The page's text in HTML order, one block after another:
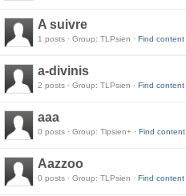
A suivre
1 posts · Group: TLPsien · Find content
a-divinis
2 posts · Group: TLPsien · Find content
aaa
0 posts · Group: Tlpsien+ · Find content
Aazzoo
0 posts · Group: TLPsien · Find content